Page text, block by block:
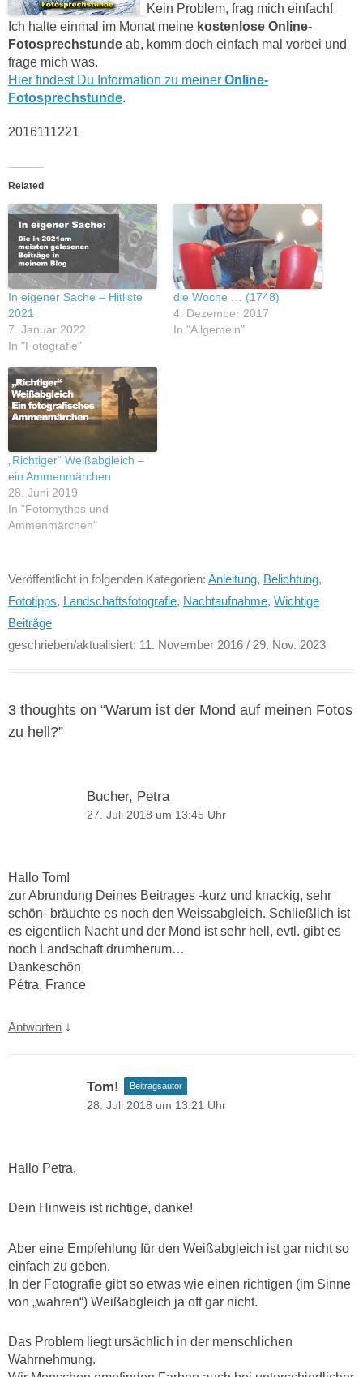
Kein Problem, frag mich einfach!
Ich halte einmal im Monat meine kostenlose Online-
Fotosprechstunde ab, komm doch einfach mal vorbei und
frage mich was.
Hier findest Du Information zu meiner Online-
Fotosprechstunde.
2016111221
Related
In eigener Sache – Hitliste
2021
7. Januar 2022
In "Fotografie"
die Woche … (1748)
4. Dezember 2017
In "Allgemein"
„Richtiger“ Weißabgleich –
ein Ammenmärchen
28. Juni 2019
In "Fotomythos und
Ammenmärchen"
Veröffentlicht in folgenden Kategorien: Anleitung, Belichtung,
Fototipps, Landschaftsfotografie, Nachtaufnahme, Wichtige
Beiträge
geschrieben/aktualisiert: 11. November 2016 / 29. Nov. 2023
3 thoughts on “Warum ist der Mond auf meinen Fotos
zu hell?”
Bucher, Petra
27. Juli 2018 um 13:45 Uhr
Hallo Tom!
zur Abrundung Deines Beitrages -kurz und knackig, sehr
schön- bräuchte es noch den Weissabgleich. Schließlich ist
es eigentlich Nacht und der Mond ist sehr hell, evtl. gibt es
noch Landschaft drumherum…
Dankeschön
Pétra, France
Antworten ↓
Tom! Beitragsautor
28. Juli 2018 um 13:21 Uhr
Hallo Petra,
Dein Hinweis ist richtige, danke!
Aber eine Empfehlung für den Weißabgleich ist gar nicht so
einfach zu geben.
In der Fotografie gibt so etwas wie einen richtigen (im Sinne
von „wahren“) Weißabgleich ja oft gar nicht.
Das Problem liegt ursächlich in der menschlichen
Wahrnehmung.